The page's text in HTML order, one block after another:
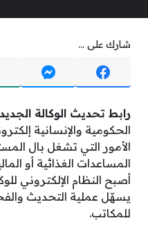
شارك على ...
رابط تحديث الوكالة الجديد 2026 ،
الحكومية والإنسانية
الأمور التي تشغل بال
المساعدات الغذائية أو
أصبح النظام الإلكتروني
يسهّل عملية التحديث
للمكاتب.